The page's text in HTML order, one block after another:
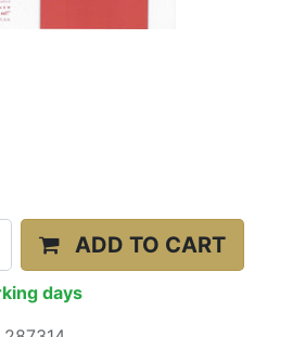
ADD TO CART
days